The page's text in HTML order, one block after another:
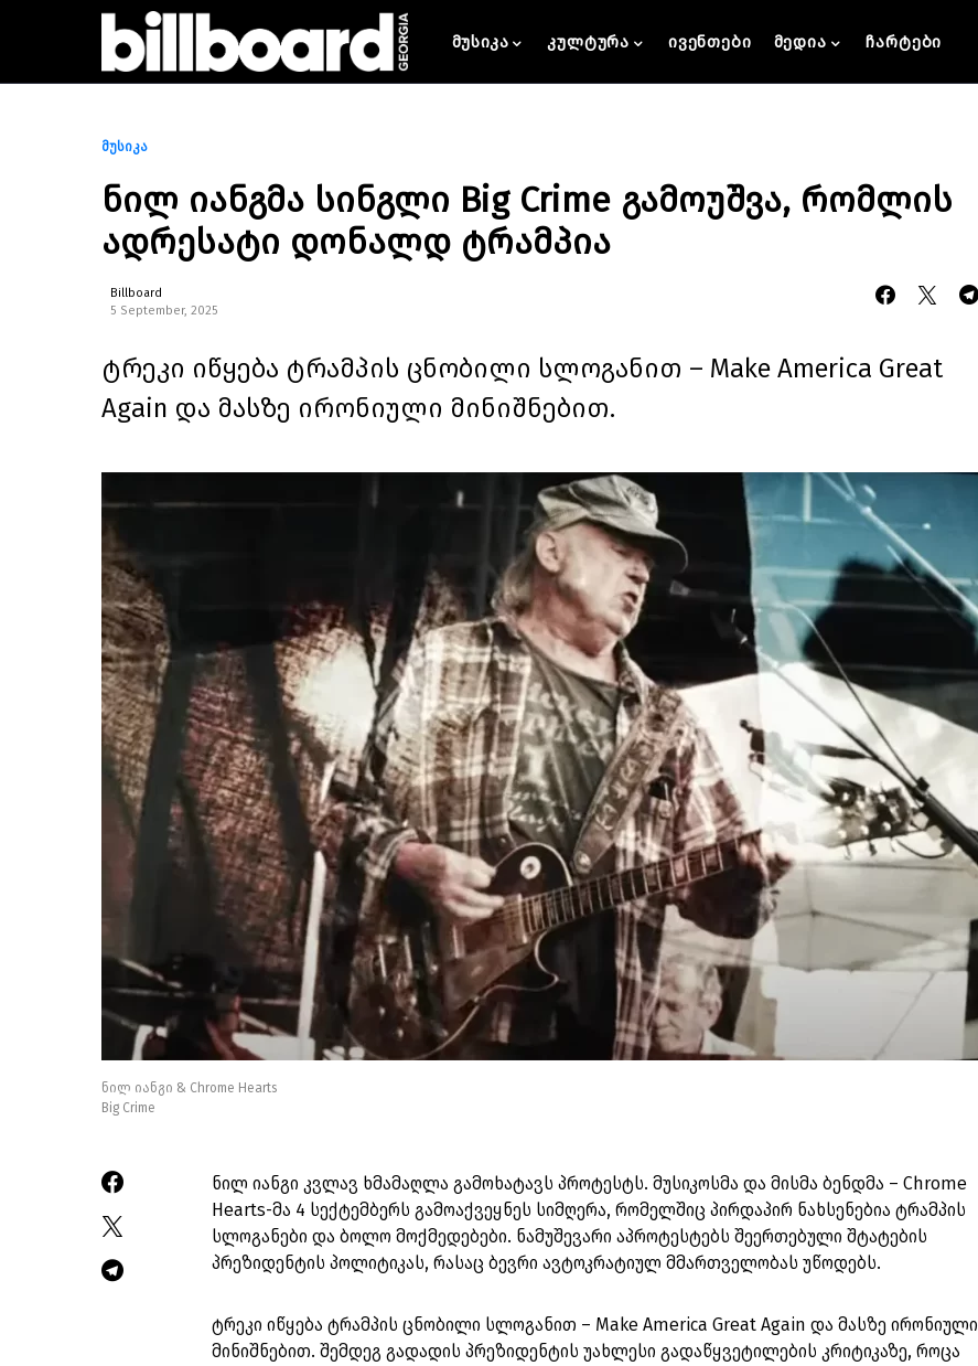
მუსიკა კულტურა ივენთები მედია ჩარტები
მუსიკა
ნილ იანგმა სინგლი Big Crime გამოუშვა, რომლის
ადრესატი დონალდ ტრამპია
Billboard
5 September, 2025
ტრეკი იწყება ტრამპის ცნობილი სლოგანით – Make America Great
Again და მასზე ირონიული მინიშნებით.
ნილ იანგი & Chrome Hearts
Big Crime
ნილ იანგი კვლავ ხმამაღლა გამოხატავს პროტესტს. მუსიკოსმა და მისმა ბენდმა – Chrome
Hearts-მა 4 სექტემბერს გამოაქვეყნეს სიმღერა, რომელშიც პირდაპირ ნახსენებია ტრამპის
სლოგანები და ბოლო მოქმედებები. ნამუშევარი აპროტესტებს შეერთებული შტატების
პრეზიდენტის პოლიტიკას, რასაც ბევრი ავტოკრატიულ მმართველობას უწოდებს.
ტრეკი იწყება ტრამპის ცნობილი სლოგანით – Make America Great Again და მასზე ირონიული
მინიშნებით. შემდეგ გადადის პრეზიდენტის უახლესი გადაწყვეტილების კრიტიკაზე, როცა